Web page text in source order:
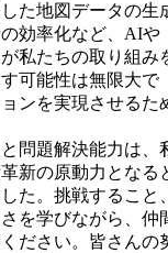
た地図データの生
効率化など、AIや
私たちの取り組み
可能性は無限大で
ンを実現させるた
問題解決能力は、
新の原動力となる
た。挑戦すること
を学びながら、仲
ださい。皆さんの